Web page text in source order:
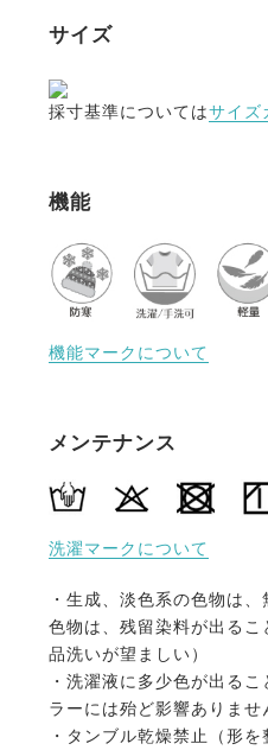
・締め付けがなく自由で快
肌に直接触れるものだから
のある肌当たりの良いウ
身体の動きにあわせた適度
動きに突っ張らず瞬時にフ
・普段使いにも
動きやすく暖かい薄手イン
展開です。
サイズ
採寸基準についてはサイズ
機能
機能マークについて
メンテナンス
洗濯マークについて
・生成、淡色系の色物は
色物は、残留染料が出る
品洗いが望ましい）
・洗濯液に多少色が出る
ラーには殆ど影響ありませ
・タンブル乾燥禁止（形を